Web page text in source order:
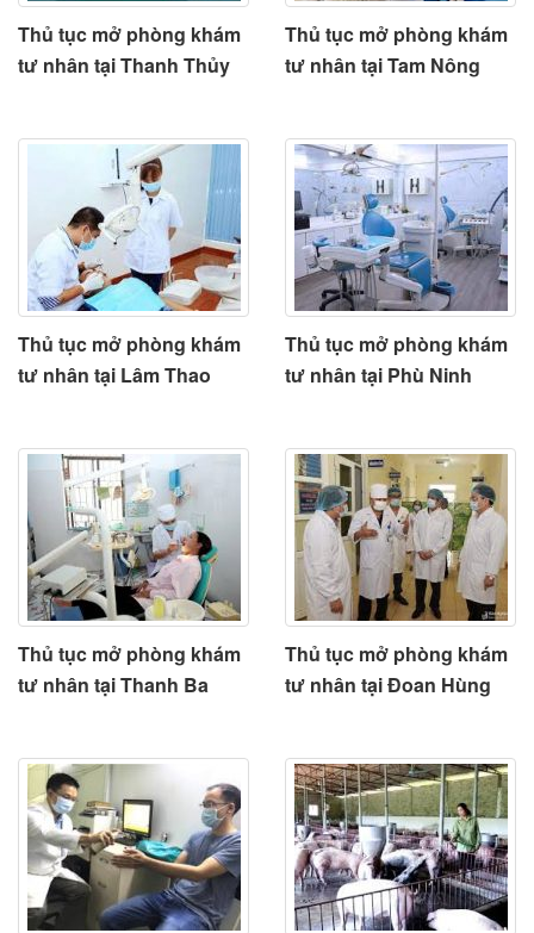
Thủ tục mở phòng khám
tư nhân tại Thanh Thủy
Thủ tục mở phòng khám
tư nhân tại Tam Nông
Thủ tục mở phòng khám
tư nhân tại Lâm Thao
Thủ tục mở phòng khám
tư nhân tại Phù Ninh
Thủ tục mở phòng khám
tư nhân tại Thanh Ba
Thủ tục mở phòng khám
tư nhân tại Đoan Hùng